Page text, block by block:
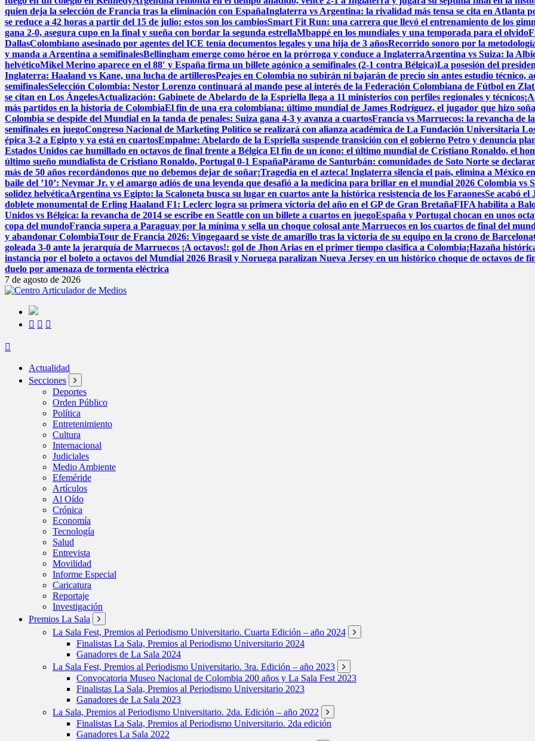
quien deja la selección de Francia tras la eliminación con EspañaInglaterra vs Argentina: la rivalidad más tensa se cita en Atlanta
se reduce a 42 horas a partir del 15 de julio: estos son los cambiosSmart Fit Run: una carrera que llevó el entrenamiento de los
gana 2-0, asegura cupo en la final y sueña con bordar la segunda estrellaMbappé en los mundiales y una temporada para el olvido
DallasColombiano asesinado por agentes del ICE tenía documentos legales y una hija de 3 añosRecorrido sonoro por la
y manda a Argentina a semifinalesBellingham emerge como héroe en la prórroga y conduce a InglaterraArgentina vs Suiza: la
helvéticoMikel Merino aparece en el 88′ y España firma un billete agónico a semifinales (2-1 contra Bélgica)La posesión del
Inglaterra: Haaland vs Kane, una lucha de artillerosPeajes en Colombia no subirán ni bajarán de precio sin antes estudio técnico,
semifinalesSelección Colombia: Nestor Lorenzo continuará al mando pese al interés de la Federación Colombiana de Fútbol en
se citan en Los ÁngelesActualización: Gabinete de Abelardo de la Espriella llega a 11 ministerios con perfiles regionales y técnicos
más partidos en la historia de ColombiaEl fin de una era colombiana: último mundial de James Rodríguez, el jugador que hizo
Colombia se despide del Mundial en la tanda de penales: Suiza gana 4-3 y avanza a cuartosFrancia vs Marruecos: la revancha de
semifinales en juegoCongreso Nacional de Marketing Político se realizará con alianza académica de La Fundación Universitaria
épica 3-2 a Egipto y ya está en cuartosEmpalme: Abelardo de la Espriella suspende transición con el gobierno Petro y denuncia
Estados Unidos cae humillado en octavos de final frente a Bélgica El fin de un ícono: el último mundial de Cristiano Ronaldo, el
último sueño mundialista de Cristiano Ronaldo, Portugal 0-1 EspañaPáramo de Santurbán: comunidades de Soto Norte se
más de 50 años recordándonos que no debemos dejar de soñar¡Tragedia en el azteca! Inglaterra silencia el país, elimina a México
baile del ’10’: Neymar Jr. y el amargo adiós de una leyenda que desafió a la medicina para brillar en el mundial 2026 Colombia vs
solidez helvéticaArgentina vs Egipto: la Scaloneta busca su lugar en cuartos ante la histórica resistencia de los FaraonesSe acabó
doblete monumental de Erling Haaland F1: Leclerc logra su primera victoria del año en el GP de Gran BretañaFIFA habilita a
Unidos vs Bélgica: la revancha de 2014 se escribe en Seattle con un billete a cuartos en juegoEspaña y Portugal chocan en unos
copa del mundoFrancia supera a Paraguay por la mínima y sella un choque colosal ante Marruecos en los cuartos de final del
y abandonar ColombiaTour de Francia 2026: Vingegaard se viste de amarillo tras la victoria de su equipo en la crono de Barcelona
goleada 3-0 ante la jerarquía de Marruecos ¡A octavos!: gol de Jhon Arias en el primer tiempo clasifica a Colombia¡Hazaña
instancia por el boleto a octavos del Mundial 2026 Brasil y Noruega paralizan Nueva Jersey en un histórico choque de octavos de
duelo por amenaza de tormenta eléctrica
7 de agosto de 2026
Actualidad
Secciones
Deportes
Orden Público
Política
Entretenimiento
Cultura
Internacional
Judiciales
Medio Ambiente
Efeméride
Artículos
Al Oído
Crónica
Economía
Tecnología
Salud
Entrevista
Movilidad
Informe Especial
Caricatura
Reportaje
Investigación
Premios La Sala
La Sala Fest, Premios al Periodismo Universitario. Cuarta Edición – año 2024
Finalistas La Sala, Premios al Periodismo Universitario 2024
Ganadores de La Sala 2024
La Sala Fest, Premios al Periodismo Universitario. 3ra. Edición – año 2023
Convocatoria Museo Nacional de Colombia 200 años y La Sala Fest 2023
Finalistas La Sala, Premios al Periodismo Universitario 2023
Ganadores de La Sala 2023
La Sala, Premios al Periodismo Universitario. 2da. Edición – año 2022
Finalistas La Sala, Premios al Periodismo Universitario. 2da edición
Ganadores La Sala 2022